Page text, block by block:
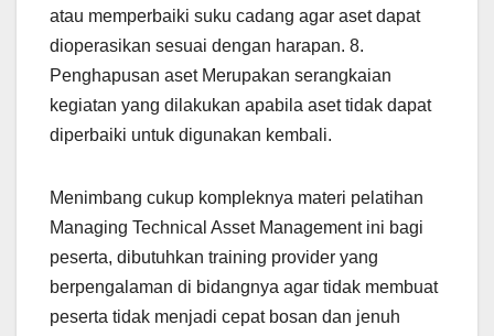
atau memperbaiki suku cadang agar aset dapat
dioperasikan sesuai dengan harapan. 8.
Penghapusan aset Merupakan serangkaian
kegiatan yang dilakukan apabila aset tidak dapat
diperbaiki untuk digunakan kembali.
Menimbang cukup kompleknya materi pelatihan
Managing Technical Asset Management ini bagi
peserta, dibutuhkan training provider yang
berpengalaman di bidangnya agar tidak membuat
peserta tidak menjadi cepat bosan dan jenuh